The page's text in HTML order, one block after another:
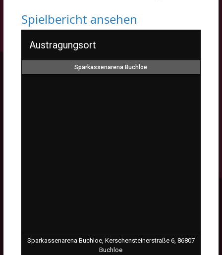
Spielbericht ansehen
Austragungsort
Sparkassenarena Buchloe
Sparkassenarena Buchloe, Kerschensteinerstraße 6, 86807
Buchloe